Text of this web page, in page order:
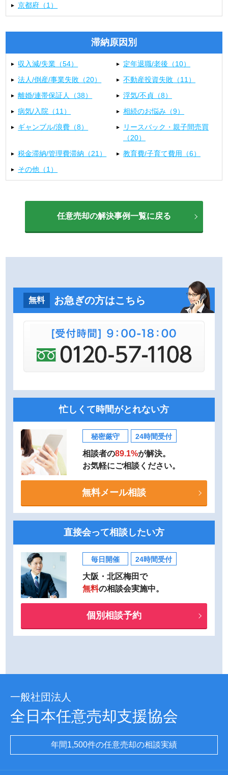
京都府（1）
滞納原因別
収入減/失業（54）
定年退職/老後（10）
法人/倒産/事業失敗（20）
不動産投資失敗（11）
離婚/連帯保証人（38）
浮気/不貞（8）
病気/入院（11）
相続のお悩み（9）
ギャンブル/浪費（8）
リースバック・親子間売買
（20）
税金滞納/管理費滞納（21）
教育費/子育て費用（6）
その他（1）
任意売却の解決事例一覧に戻る
無料 お急ぎの方はこちら
忙しくて時間がとれない方
秘密厳守 24時間受付
相談者の89.1%が解決。
お気軽にご相談ください。
無料メール相談
直接会って相談したい方
毎日開催 24時間受付
大阪・北区梅田で
無料の相談会実施中。
個別相談予約
一般社団法人
全日本任意売却支援協会
年間1,500件の任意売却の相談実績